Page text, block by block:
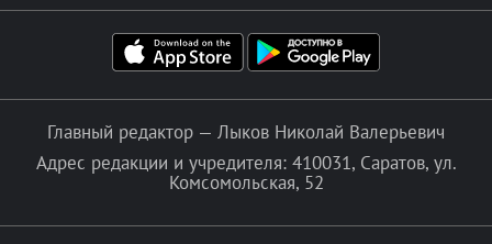
Главный редактор — Лыков Николай Валерьевич
Адрес редакции и учредителя: 410031, Саратов, ул.
Комсомольская, 52